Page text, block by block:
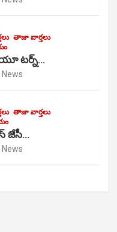
తాజా వార్తలు
టర్న్…
News
తాజా వార్తలు
జేసీ…
News